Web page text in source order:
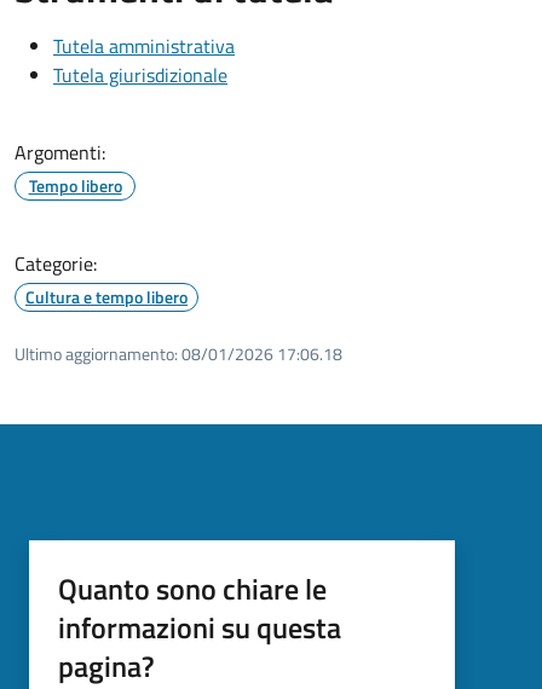
Tutela amministrativa
Tutela giurisdizionale
Argomenti:
Tempo libero
Categorie:
Cultura e tempo libero
Ultimo aggiornamento:08/01/2026 17:06.18
Quanto sono chiare le
informazioni su questa
pagina?